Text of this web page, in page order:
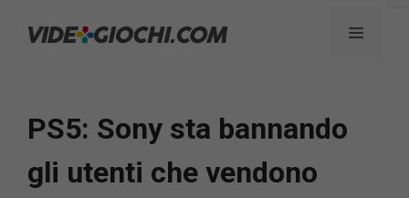
Menu
PS5: Sony sta bannando
gli utenti che vendono